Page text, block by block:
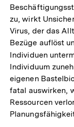
zu, wirkt
Virus, der das
Bezüge auflöst
Individuen
Individuum
eigenen
fatal auswirken,
Ressourcen